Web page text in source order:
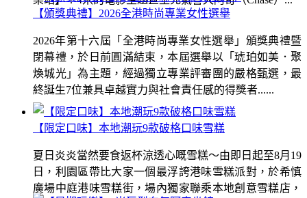
【限定口味】本地潮玩9款破格口味雪糕
夏日炎炎當然要食返杯涼透心嘅雪糕～由即日起至8月19
日，利園區帶比大家一個最浮誇港味雪糕派對，於希慎
廣場中庭港味雪糕街，場內獨家聯乘本地創意雪糕店，
【頒獎典禮】2026全港時尚專業女性選舉
2026年第十六屆「全港時尚專業女性選舉」頒獎典禮暨
閉幕禮，於日前圓滿結束，本屆選舉以「琥珀如美．聚
煥城光」為主題，經過獨立專業評審團的嚴格甄選，最
終誕生7位兼具卓越實力與社會責任感的得獎者......